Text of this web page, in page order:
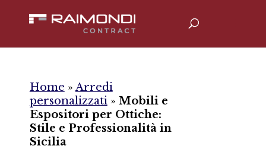
Home » Arredi
personalizzati» Mobili e
Espositori per Ottiche:
Stile e Professionalità in
Sicilia